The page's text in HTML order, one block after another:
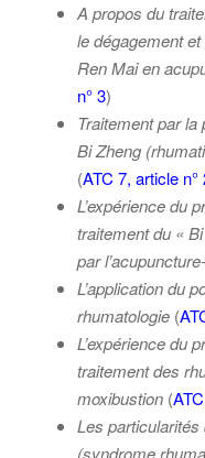
A propos du
le dégagement
Ren Mai en
n° 3)
Traitement par
Bi Zheng
(ATC 7, article n°
L’expérience du
traitement du «
par
L’application du
rhumatologie (
L’expérience du
traitement des
moxibustion (
Les
(syndrome